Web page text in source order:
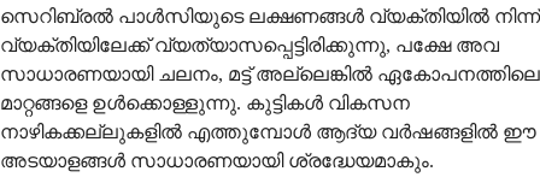
സെറിബ്രൽ പാൾസിയുടെ ലക്ഷണങ്ങൾ വ്യക്തിയിൽ നിന്ന്
വ്യക്തിയിലേക്ക് വ്യത്യാസപ്പെട്ടിരിക്കുന്നു, പക്ഷേ അവ
സാധാരണയായി ചലനം, മട്ട് അല്ലെങ്കിൽ ഏകോപനത്തിലെ
മാറ്റങ്ങളെ ഉൾക്കൊള്ളുന്നു. കുട്ടികൾ വികസന
നാഴികക്കല്ലുകളിൽ എത്തുമ്പോൾ ആദ്യ വർഷങ്ങളിൽ ഈ
അടയാളങ്ങൾ സാധാരണയായി ശ്രദ്ധേയമാകും.